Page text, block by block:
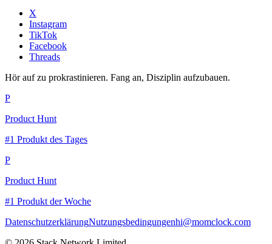
X
Instagram
TikTok
Facebook
Threads
Hör auf zu prokrastinieren. Fang an, Disziplin aufzubauen.
P
Product Hunt
#1 Produkt des Tages
P
Product Hunt
#1 Produkt der Woche
DatenschutzerklärungNutzungsbedingungenhi@momclock.com